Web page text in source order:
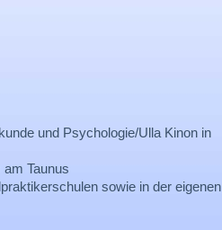
und Psychologie/Ulla Kinon in
Taunus
sowie in der eigenen